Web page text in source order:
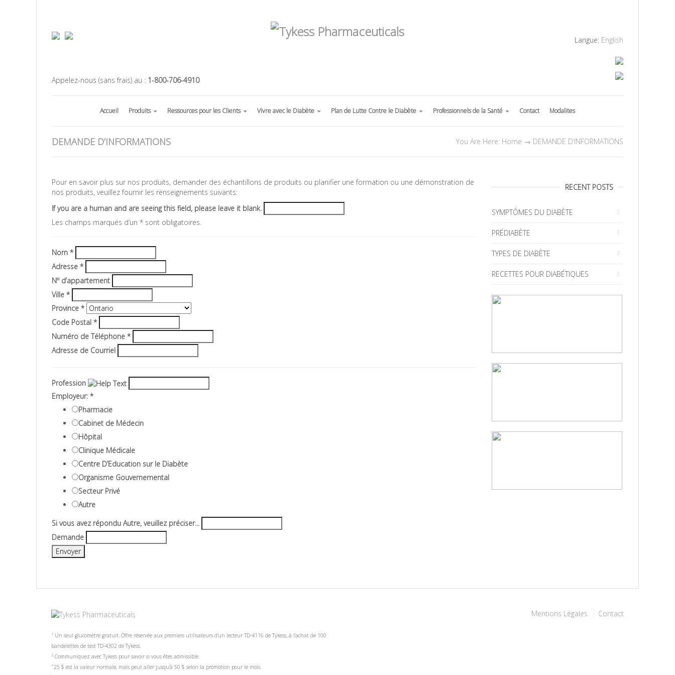
Appelez-nous (sans frais) au : 1-800-706-4910
Langue: English
Accueil Produits Ressources pour les Clients Vivre avec le Diabète Plan de Lutte Contre le Diabète Professionnels de la Santé Contact Modalites
DEMANDE D’INFORMATIONS You Are Here: Home → DEMANDE D’INFORMATIONS
Pour en savoir plus sur nos produits, demander des échantillons de produits ou planifier une formation ou une démonstration de
nos produits, veuillez fournir les renseignements suivants:
If you are a human and are seeing this field, please leave it blank.
Les champs marqués d’un * sont obligatoires.
Nom *
Adresse *
Nº d’appartement
Ville *
Province *
Code Postal *
Numéro de Téléphone *
Adresse de Courriel
Profession
Employeur: *
Pharmacie
Cabinet de Médecin
Hôpital
Clinique Médicale
Centre D’Education sur le Diabète
Organisme Gouvernemental
Secteur Privé
Autre
Si vous avez répondu Autre, veuillez préciser...
Demande
RECENT POSTS
SYMPTÔMES DU DIABÈTE
PRÉDIABÈTE
TYPES DE DIABÈTE
RECETTES POUR DIABÉTIQUES
1 Un seul glucomètre gratuit. Offre réservée aux premiers utilisateurs d’un lecteur TD-4116 de Tykess, à l’achat de 100
bandelettes de test TD-4302 de Tykess.
2 Communiquez avec Tykess pour savoir si vous êtes admissible.
* 25 $ est la valeur normale, mais peut aller jusqu'à 50 $ selon la promotion pour le mois.
Mentions Légales Contact